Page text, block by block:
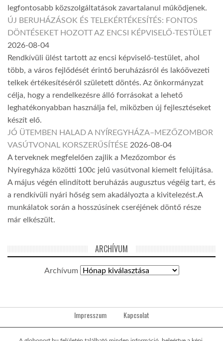
legfontosabb közszolgáltatások zavartalanul működjenek.
ÚJ BERUHÁZÁSOK ÉS TELEKÉRTÉKESÍTÉS: FONTOS
DÖNTÉSEKET HOZOTT AZ ENCSI KÉPVISELŐ-TESTÜLET
2026-08-04
Rendkívüli ülést tartott az encsi képviselő-testület, ahol
több, a város fejlődését érintő beruházásról és lakóövezeti
telkek értékesítéséről született döntés. Az önkormányzat
célja, hogy a rendelkezésre álló forrásokat a lehető
leghatékonyabban használja fel, miközben új fejlesztéseket
készít elő.
JÓ ÜTEMBEN HALAD A NYÍREGYHÁZA–MEZŐZOMBOR
VASÚTVONAL KORSZERŰSÍTÉSE 2026-08-04
A terveknek megfelelően zajlik a Mezőzombor és
Nyíregyháza közötti 100c jelű vasútvonal kiemelt felújítása.
A május végén elindított beruházás augusztus végéig tart, és
a rendkívüli nyári hőség sem akadályozta a kivitelezést.A
munkálatok során a hosszúsínek cseréjének döntő része
már elkészült.
ARCHÍVUM
Archívum
Impresszum Kapcsolat